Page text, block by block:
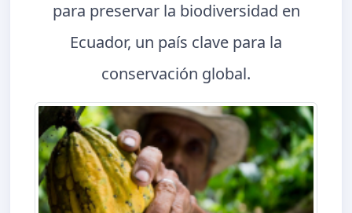
para preservar la biodiversidad en
Ecuador, un país clave para la
conservación global.